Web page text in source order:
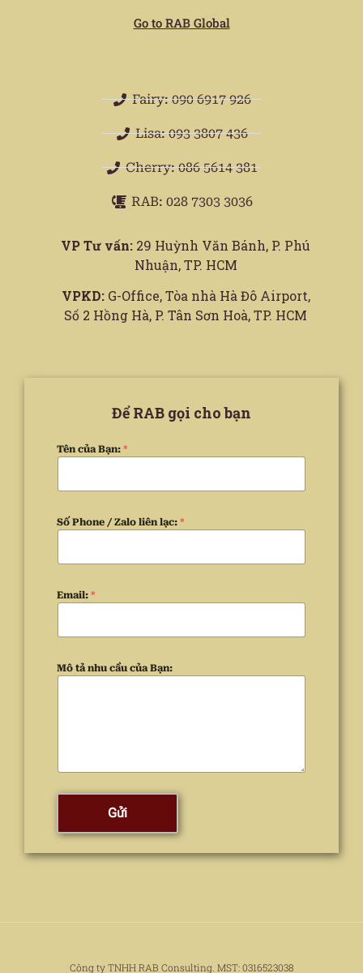
Go to RAB Global
Fairy: 090 6917 926
Lisa: 093 3807 436
Cherry: 086 5614 381
RAB: 028 7303 3036
VP Tư vấn: 29 Huỳnh Văn Bánh, P. Phú
Nhuận, TP. HCM
VPKD:G-Office, Tòa nhà Hà Đô Airport,
Số 2 Hồng Hà, P. Tân Sơn Hoà, TP. HCM
Để RAB gọi cho bạn
Tên của Bạn: *
Số Phone / Zalo liên lạc: *
Email: *
Mô tả nhu cầu của Bạn:
Gửi
Công ty TNHH RAB Consulting. MST: 0316523038